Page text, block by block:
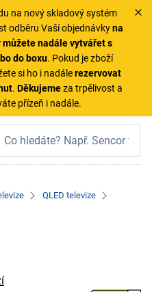
na nový skladový systém
odběru Vaší objednávkyna
můžete nadále vytvářet s
do boxu. Pokud je zboží
si ho i nadálerezervovat
. Děkujemeza trpělivost a
přízeň i nadále.
QLED televize